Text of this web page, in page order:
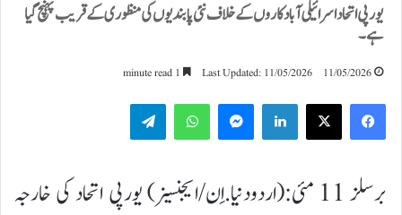
یورپی اتحاد اسرائیلی آبادکاروں کے خلاف نئی پابندیوں کی منظوری کے قریب پہنچ گیا
ہے۔
11/05/2026
Last Updated: 11/05/2026
LinkedIn
WhatsApp
برسلز 11 مئی:(اردودنیا.اِن/ایجنسیز) یورپی اتحاد کی خارجہ